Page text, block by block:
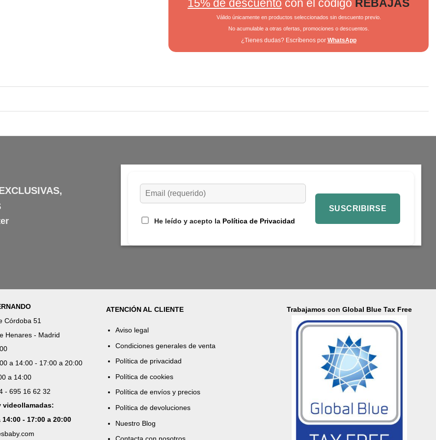
15% de descuento con el código REBAJAS
Válido únicamente en productos seleccionados sin descuento previo.
No acumulable a otras ofertas, promociones o descuentos.
¿Tienes dudas? Escríbenos por WhatsApp
He leído y acepto la Política de Privacidad
Córdoba 51
Henares - Madrid
a 14:00 - 17:00 a 20:00
a 14:00
- 695 16 62 32
videollamadas:
14:00 - 17:00 a 20:00
ATENCIÓN AL CLIENTE
Aviso legal
Condiciones generales de venta
Política de privacidad
Política de cookies
Política de envíos y precios
Política de devoluciones
Nuestro Blog
Trabajamos con Global Blue Tax Free